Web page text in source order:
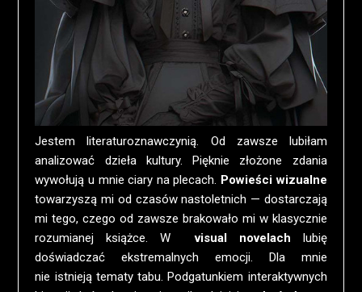
Jestem literaturoznawczynią. Od zawsze lubiłam
analizować dzieła kultury. Pięknie złożone zdania
wywołują u mnie ciary na plecach. Powieści wizualne
towarzyszą mi od czasów nastoletnich — dostarczają
mi tego, czego od zawsze brakowało mi w klasycznie
rozumianej książce. W
visual novelach lubię
doświadczać ekstremalnych emocji. Dla mnie
nie istnieją tematy tabu. Podgatunkiem interaktywnych